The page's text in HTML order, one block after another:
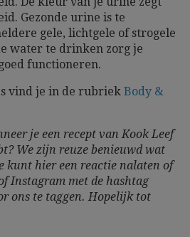
Gezonde urine is te
gele, lichtgele of strogele
water te drinken zorg je
functioneren.
vind je in de rubriek Body &
je een recept van Kook Leef
We zijn reuze benieuwd wat
kunt hier een reactie nalaten of
Instagram met de hashtag
ons te taggen. Hopelijk tot